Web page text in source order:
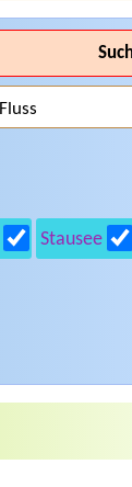
Stausee